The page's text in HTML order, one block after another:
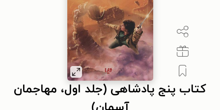
کتاب پنج پادشاهی (جلد اول، مهاجمان